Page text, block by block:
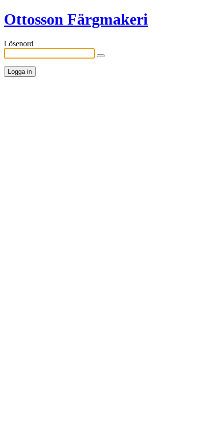
Ottosson Färgmakeri
Lösenord